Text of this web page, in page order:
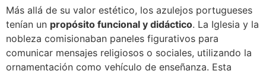
Más allá de su valor estético, los azulejos portugueses
tenían un propósito funcional y didáctico. La Iglesia y la
nobleza comisionaban paneles figurativos para
comunicar mensajes religiosos o sociales, utilizando la
ornamentación como vehículo de enseñanza. Esta